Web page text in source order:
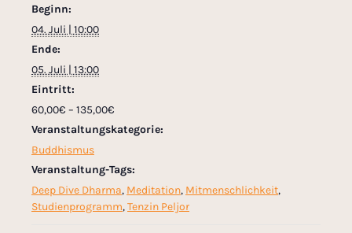
Beginn:
04. Juli | 10:00
Ende:
05. Juli | 13:00
Eintritt:
60,00€ – 135,00€
Veranstaltungskategorie:
Buddhismus
Veranstaltung-Tags:
Deep Dive Dharma, Meditation, Mitmenschlichkeit,
Studienprogramm,Tenzin Peljor